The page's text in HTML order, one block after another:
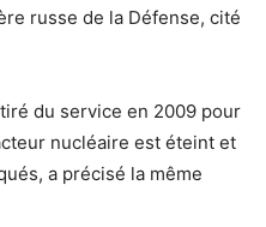
russe de la Défense, cité
du service en 2009 pour
nucléaire est éteint et
a précisé la même